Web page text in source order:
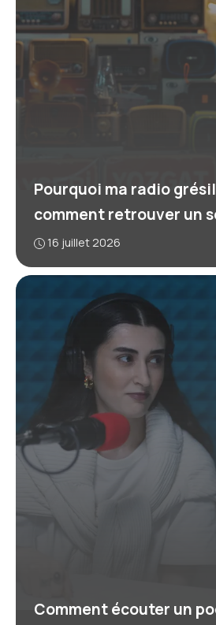
Pourquoi ma radio
comment retrouver un
16 juillet 2026
Comment écouter un